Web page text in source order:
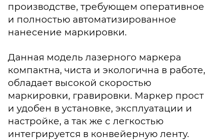
производстве, требующем оперативное
и полностью автоматизированное
нанесение маркировки.
Данная модель лазерного маркера
компактна, чиста и экологична в работе,
обладает высокой скоростью
маркировки, гравировки. Маркер прост
и удобен в установке, эксплуатации и
настройке, а так же с легкостью
интегрируется в конвейерную ленту.